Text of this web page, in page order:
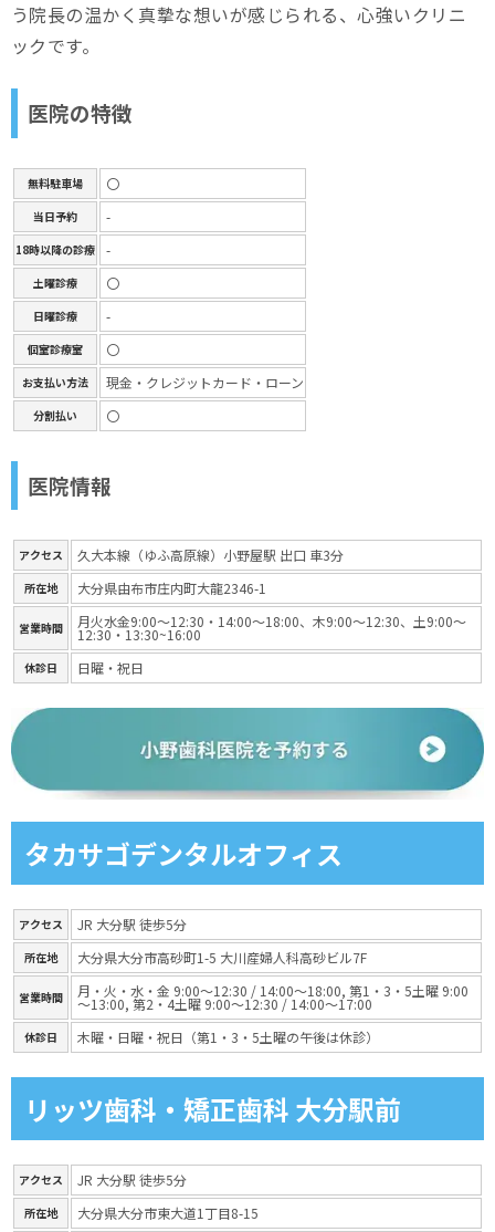
う院長の温かく真摯な想いが感じられる、心強いクリニ
ックです。
医院の特徴
無料駐車場 〇
当日予約 -
18時以降の診療 -
土曜診療 〇
日曜診療 -
個室診療室 〇
お支払い方法 現金・クレジットカード・ローン
分割払い 〇
医院情報
アクセス 久大本線（ゆふ高原線）小野屋駅 出口 車3分
所在地 大分県由布市庄内町大龍2346-1
営業時間 月火水金9:00～12:30・14:00～18:00、木9:00～12:30、土9:00～
12:30・13:30~16:00
休診日 日曜・祝日
タカサゴデンタルオフィス
アクセス JR 大分駅 徒歩5分
所在地 大分県大分市高砂町1-5 大川産婦人科高砂ビル7F
営業時間 月・火・水・金 9:00～12:30 / 14:00～18:00, 第1・3・5土曜 9:00
～13:00, 第2・4土曜 9:00～12:30 / 14:00～17:00
休診日 木曜・日曜・祝日（第1・3・5土曜の午後は休診）
リッツ歯科・矯正歯科 大分駅前
アクセス JR 大分駅 徒歩5分
所在地 大分県大分市東大道1丁目8-15